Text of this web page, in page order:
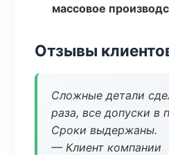
массовое
Отзывы
Сложные детали
раза, все допуски в
Сроки выдержаны.
— Клиент компании